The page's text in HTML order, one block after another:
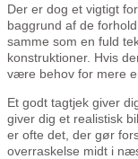
Der er dog et vigtigt
baggrund af de
samme som en fuld
konstruktioner. Hvis
være behov for mere
Et godt tagtjek giver
giver dig et realistisk
er ofte det, der gør
overraskelse midt i